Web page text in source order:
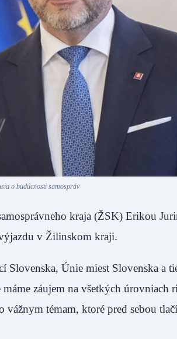
o budúcnosti samospráv
kraja (ŽSK) Erikou
výjazdu v Žilinskom kraji.
Únie miest Slovenska a
záujem na všetkých úrovniach
témam, ktoré pred sebou